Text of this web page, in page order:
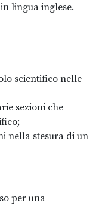
lingua inglese.
scientifico nelle
sezioni che
nella stesura di un
per una